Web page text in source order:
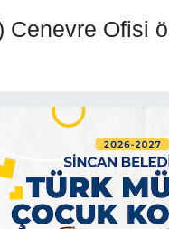
Cenevre Ofisi